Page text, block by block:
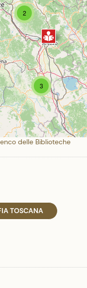
3
2
delle Biblioteche
TOSCANA